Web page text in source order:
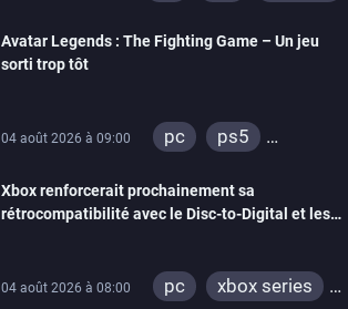
Avatar Legends : The Fighting Game – Un jeu
sorti trop tôt
04 août 2026 à 09:00 pc
ps5
switch
switch 2
Xbox renforcerait prochainement sa
rétrocompatibilité avec le Disc-to-Digital et les
04 août 2026 à 08:00 pc
xbox series